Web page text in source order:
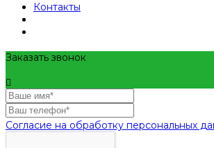
Контакты
Заказать звонок
Согласие на обработку персональных